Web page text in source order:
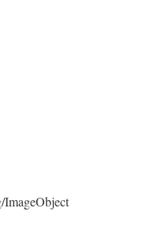
ImageObject